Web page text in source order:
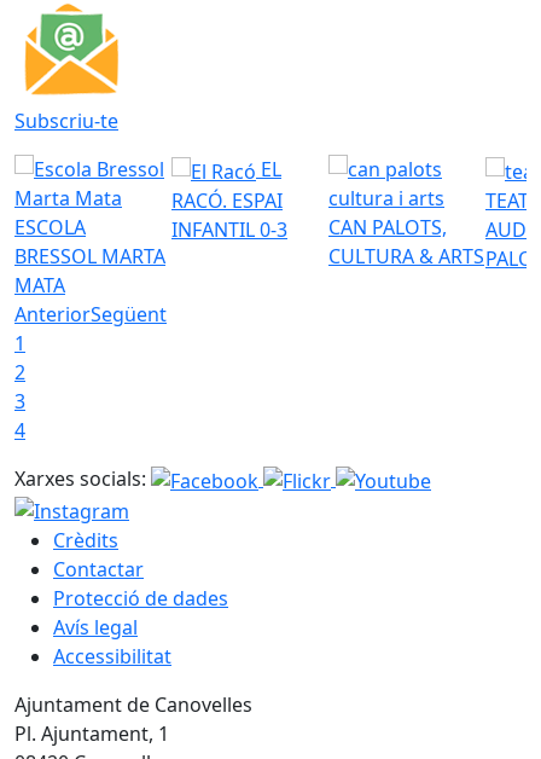
Subscriu-te
ESCOLA
BRESSOL MARTA
MATA
EL
RACÓ. ESPAI
INFANTIL 0-3
CAN PALOTS,
CULTURA & ARTS
AnteriorSegüent
1
2
3
4
Xarxes socials:
Crèdits
Contactar
Protecció de dades
Avís legal
Accessibilitat
Ajuntament de Canovelles
Pl. Ajuntament, 1